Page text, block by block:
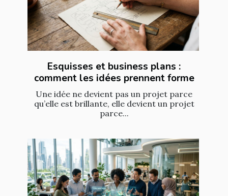
Esquisses et business plans :
comment les idées prennent forme
Une idée ne devient pas un projet parce
qu’elle est brillante, elle devient un projet
parce...